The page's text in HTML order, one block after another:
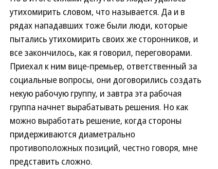
утихомирить словом, что называется. Да и в
рядах нападавших тоже были люди, которые
пытались утихомирить своих же сторонников, и
все закончилось, как я говорил, переговорами.
Приехал к ним вице-премьер, ответственный за
социальные вопросы, они договорились создать
некую рабочую группу, и завтра эта рабочая
группа начнет вырабатывать решения. Но как
можно выработать решение, когда стороны
придерживаются диаметрально
противоположных позиций, честно говоря, мне
представить сложно.